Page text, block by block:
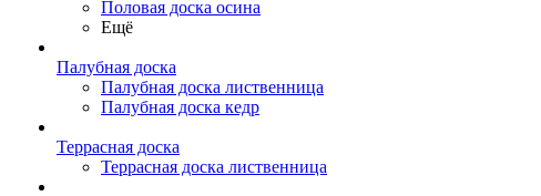
Половая доска осина
Ещё
Палубная доска
Палубная доска лиственница
Палубная доска кедр
Террасная доска
Террасная доска лиственница